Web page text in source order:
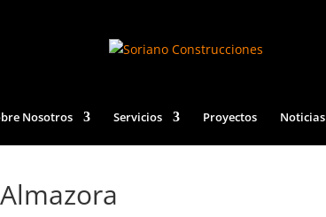
Nosotros Servicios Proyectos Noticias